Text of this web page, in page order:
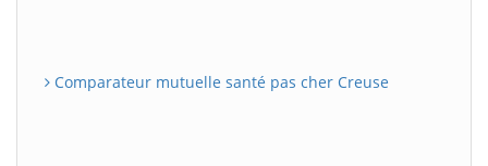
Comparateur mutuelle santé pas cher Creuse